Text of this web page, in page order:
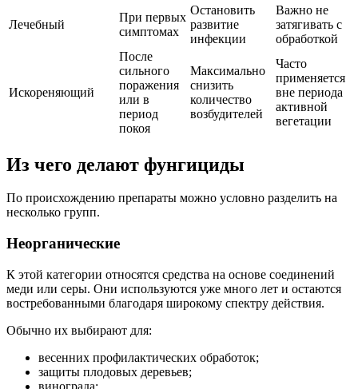
Лечебный
При первых
симптомах
Остановить
развитие
инфекции
Важно не
затягивать с
обработкой
Искореняющий
После
сильного
поражения
или в
период
покоя
Максимально
снизить
количество
возбудителей
Часто
применяется
вне периода
активной
вегетации
Из чего делают фунгициды
По происхождению препараты можно условно разделить на
несколько групп.
Неорганические
К этой категории относятся средства на основе соединений
меди или серы. Они используются уже много лет и остаются
востребованными благодаря широкому спектру действия.
Обычно их выбирают для:
весенних профилактических обработок;
защиты плодовых деревьев;
винограда;